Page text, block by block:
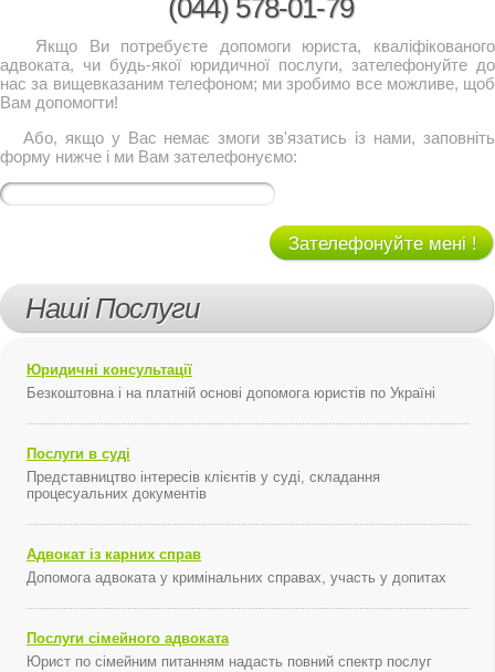
(044) 578-01-79
Якщо Ви потребуєте допомоги юриста, кваліфікованого
адвоката, чи будь-якої юридичної послуги, зателефонуйте до
нас за вищевказаним телефоном; ми зробимо все можливе, щоб
Вам допомогти!
Або, якщо у Вас немає змоги зв'язатись із нами, заповніть
форму нижче і ми Вам зателефонуємо:
Зателефонуйте мені !
Наші Послуги
Юридичні консультації
Безкоштовна і на платній основі допомога юристів по Україні
Послуги в суді
Представництво інтересів клієнтів у суді, складання
процесуальних документів
Адвокат із карних справ
Допомога адвоката у кримінальних справах, участь у допитах
Послуги сімейного адвоката
Юрист по сімейним питанням надасть повний спектр послуг